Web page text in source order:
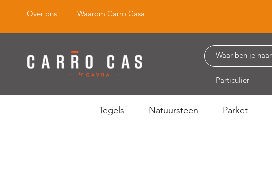
Over ons Waarom Carro Casa
Particulier
Tegels Natuursteen Parket